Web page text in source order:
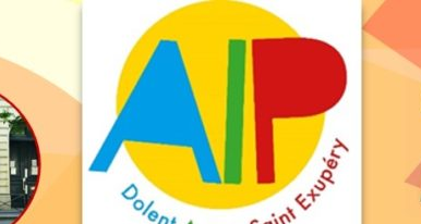
–
d'élèves
des enfants du secteur scolaire